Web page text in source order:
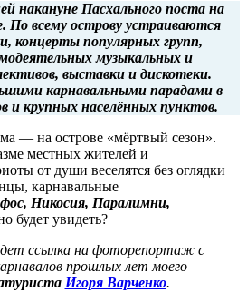
накануне Пасхального поста на
По всему острову устраиваются
концерты популярных групп,
музыкальных и
выставки и дискотеки.
карнавальными парадами в
и крупных населённых пунктов.
— на острове «мёртвый сезон».
местных жителей и
от души веселятся без оглядки
карнавальные
Никосия, Паралимни,
будет увидеть?
ссылка на фоторепортаж с
прошлых лет моего
Игоря Варченко.